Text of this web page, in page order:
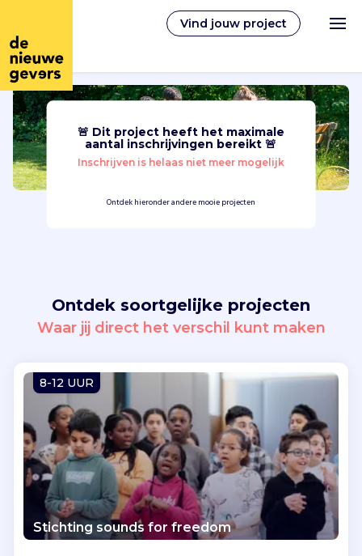
Vind jouw project
Nederlands
Vrijwilligerswerk
Vind jouw project
Inloggen
🚨 Dit project heeft het maximale
aantal inschrijvingen bereikt 🚨
Inschrijven is helaas niet meer mogelijk
Ontdek hieronder andere mooie projecten
Ontdek soortgelijke projecten
Waar jij direct het verschil kunt maken
8-12 UUR
Stichting sounds for freedom